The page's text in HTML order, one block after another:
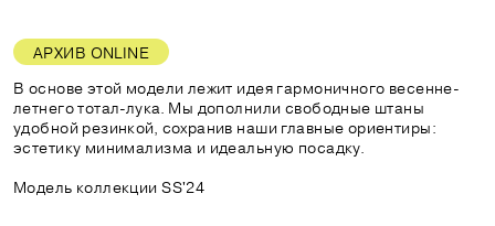
АРХИВ ONLINE
В основе этой модели лежит идея гармоничного весенне-
летнего тотал-лука. Мы дополнили свободные штаны
удобной резинкой, сохранив наши главные ориентиры:
эстетику минимализма и идеальную посадку.
Модель коллекции SS'24